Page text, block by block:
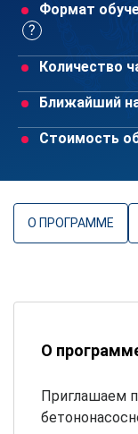
Формат
Количество
Ближайший
Стоимость
О ПРОГРАММЕ
О
Приглашаем